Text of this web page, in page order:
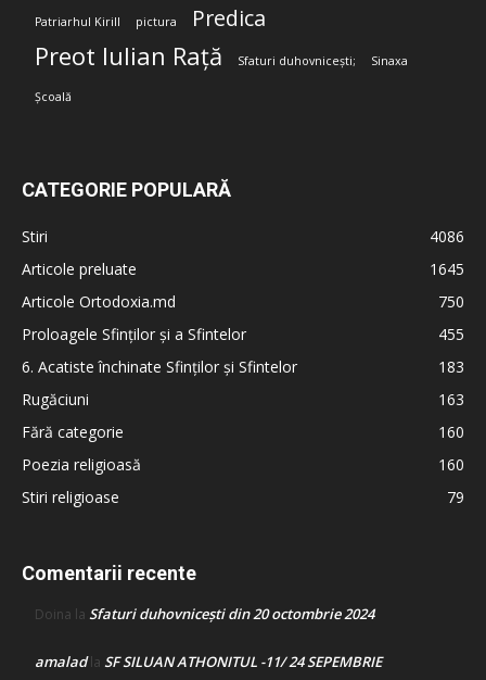
Patriarhul Kirill pictura Predica
Preot Iulian Rață Sfaturi duhovnicești; Sinaxa
Școală
CATEGORIE POPULARĂ
Stiri
4086
Articole preluate
1645
Articole Ortodoxia.md
750
Proloagele Sfinților și a Sfintelor
455
6. Acatiste închinate Sfinților și Sfintelor
183
Rugăciuni
163
Fără categorie
160
Poezia religioasă
160
Stiri religioase
79
Comentarii recente
Doina la Sfaturi duhovnicești din 20 octombrie 2024
amaladla SF SILUAN ATHONITUL -11/ 24 SEPEMBRIE